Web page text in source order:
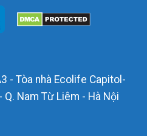
- Tòa nhà Ecolife Capitol-
Q. Nam Từ Liêm - Hà Nội